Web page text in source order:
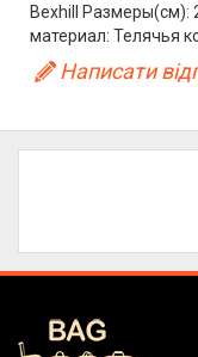
Bexhill Размеры(см):
материал: Телячья
Написати